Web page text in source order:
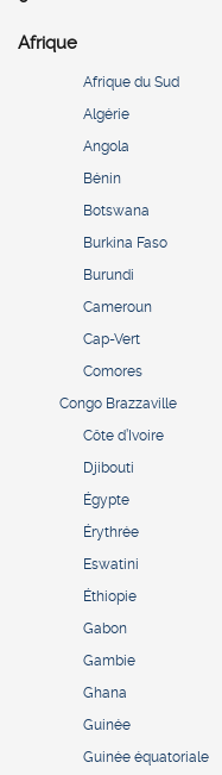
Afrique
Afrique du Sud
Algérie
Angola
Bénin
Botswana
Burkina Faso
Burundi
Cameroun
Cap-Vert
Comores
Congo Brazzaville
Côte d’Ivoire
Djibouti
Égypte
Érythrée
Eswatini
Éthiopie
Gabon
Gambie
Ghana
Guinée
Guinée équatoriale